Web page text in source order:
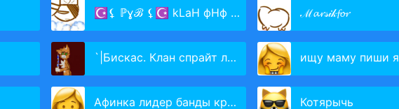
☪⚸ ℙɣℬ ⚸☪ kLaH фНф 2 ВоЖдь ℳ𝓪𝓻𝓈𝒾𝓀𝓯𝓸𝓻
`|Бискас. Клан спрайт лидер|` ищу маму пиши я
Афинка лидер банды крутых Котярычь